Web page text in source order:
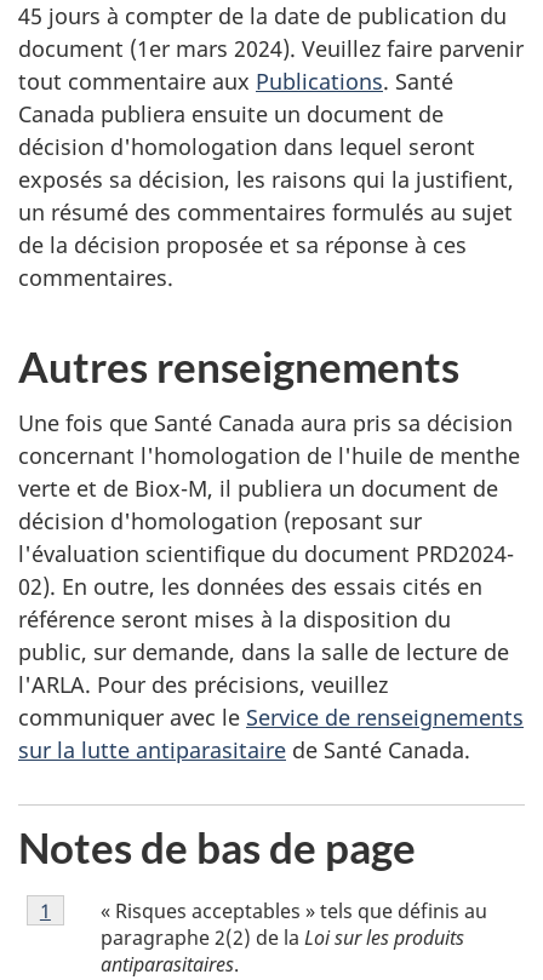
45 jours à compter de la date de publication du
document (1er mars 2024). Veuillez faire parvenir
tout commentaire aux Publications. Santé
Canada publiera ensuite un document de
décision d'homologation dans lequel seront
exposés sa décision, les raisons qui la justifient,
un résumé des commentaires formulés au sujet
de la décision proposée et sa réponse à ces
commentaires.
Autres renseignements
Une fois que Santé Canada aura pris sa décision
concernant l'homologation de l'huile de menthe
verte et de Biox-M, il publiera un document de
décision d'homologation (reposant sur
l'évaluation scientifique du document PRD2024-
02). En outre, les données des essais cités en
référence seront mises à la disposition du
public, sur demande, dans la salle de lecture de
l'ARLA. Pour des précisions, veuillez
communiquer avec le Service de renseignements
sur la lutte antiparasitaire de Santé Canada.
Notes de bas de page
Note
de
« Risques acceptables » tels que définis au
paragraphe 2(2) de la Loi sur les produits
antiparasitaires.
Retour à la référence de la note de bas de page
1